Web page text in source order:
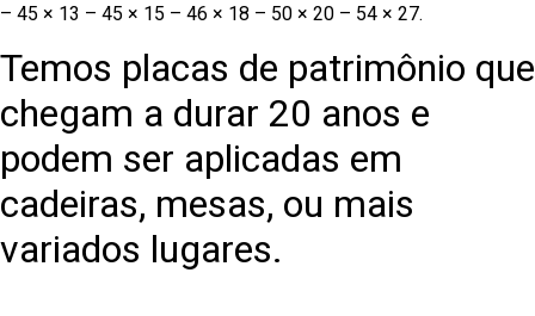
– 45 × 13 – 45 × 15 – 46 × 18 – 50 × 20 – 54 × 27.
Temos placas de patrimônio que
chegam a durar 20 anos e
podem ser aplicadas em
cadeiras, mesas, ou mais
variados lugares.